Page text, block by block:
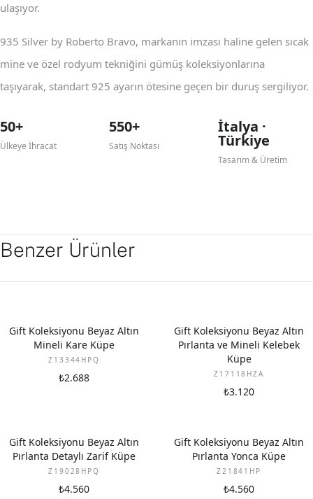
ulaşıyor.
935 Silver by Roberto Bravo, markanın imzası haline gelen sıcak
mine ve özel rodyum tekniğini gümüş koleksiyonlarına
taşıyarak, standart 925 ayarın ötesine geçen bir duruş sergiliyor.
50+
Ülkeye İhracat
550+
Satış Noktası
İtalya ·
Türkiye
Tasarım & Üretim
Benzer Ürünler
YENI
Gift Koleksiyonu Beyaz Altın
Mineli Kare Küpe
Z13344HPQ
₺2.688
YENI
Gift Koleksiyonu Beyaz Altın
Pırlanta ve Mineli Kelebek
Küpe
Z17118HZA
₺3.120
YENI
Gift Koleksiyonu Beyaz Altın
Pırlanta Detaylı Zarif Küpe
Z19028HPQ
₺4.560
YENI
Gift Koleksiyonu Beyaz Altın
Pırlanta Yonca Küpe
Z21841HP
₺4.560